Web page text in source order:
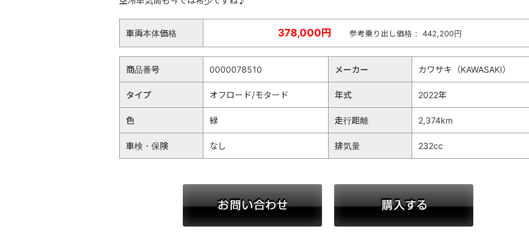
車両本体価格 378,000円 参考乗り出し価格： 442,200円
商品番号 0000078510 メーカー カワサキ（KAWASAKI）
タイプ オフロード/モタード 年式 2022年
色 緑 走行距離 2,374km
車検・保険 なし 排気量 232cc